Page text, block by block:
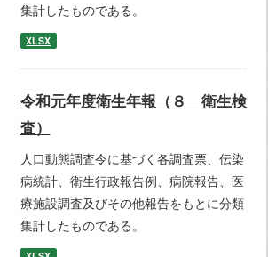
集計したものである。
XLSX
令和元年度衛生年報（８ 衛生検
査）
人口動態調査令に基づく各調査票、伝染
病統計、衛生行政報告例、病院報告、医
療施設調査及びその他報告をもとに分類
集計したものである。